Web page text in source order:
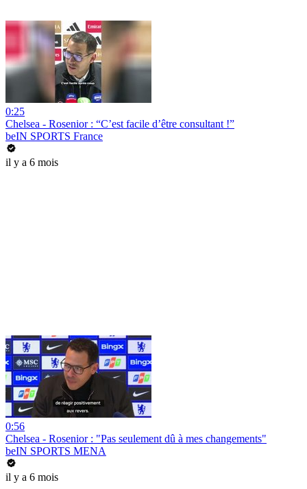
0:25
Chelsea - Rosenior : “C’est facile d’être consultant !”
beIN SPORTS France
il y a 6 mois
0:56
Chelsea - Rosenior : "Pas seulement dû à mes changements"
beIN SPORTS MENA
il y a 6 mois